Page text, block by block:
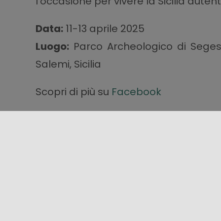
Data:11-13 aprile 2025
Luogo:Parco Archeologico di
Salemi, Sicilia
Scopri di più su Facebook